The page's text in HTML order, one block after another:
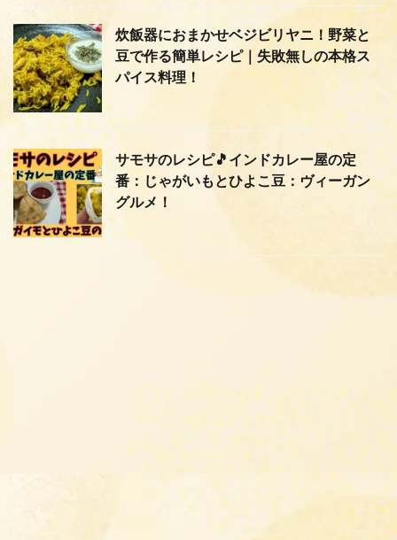
炊飯器におまかせベジビリヤニ！野菜と
豆で作る簡単レシピ｜失敗無しの本格ス
パイス料理！
サモサのレシピ🎵インドカレー屋の定
番：じゃがいもとひよこ豆：ヴィーガン
グルメ！